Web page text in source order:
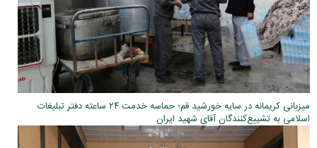
میزبانی کریمانه در سایه خورشید قم؛ حماسه خدمت ۲۴ ساعته دفتر تبلیغات
اسلامی به تشییع‌کنندگان آقای شهید ایران